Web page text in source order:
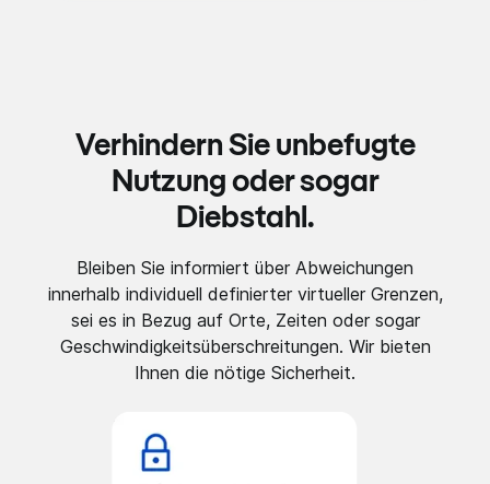
Verhindern Sie unbefugte
Nutzung oder sogar
Diebstahl.
Bleiben Sie informiert über Abweichungen
innerhalb individuell definierter virtueller Grenzen,
sei es in Bezug auf Orte, Zeiten oder sogar
Geschwindigkeitsüberschreitungen. Wir bieten
Ihnen die nötige Sicherheit.